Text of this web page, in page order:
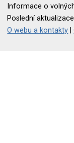
Informace o
Poslední
O webu a kontakty |